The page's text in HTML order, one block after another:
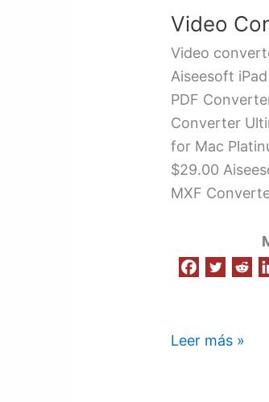
Video
Video
Aiseesoft
PDF
Converter
for Mac
$29.00
MXF
Leer más »